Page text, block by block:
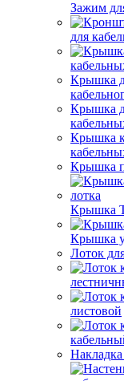
Зажим
для
Крышка
Крышка
Крышка
Крышка
Крышка
Крышка
Лоток
листовой
Накладка